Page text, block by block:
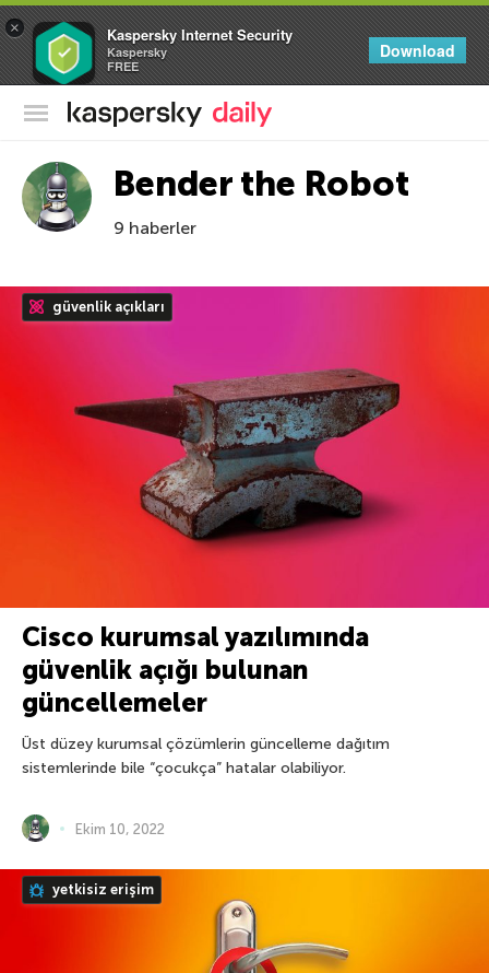
× Kaspersky Internet Security
Kaspersky
FREE
Download
Kaspersky Resmi Blogu
Bender the Robot
9 haberler
güvenlik açıkları
Cisco kurumsal yazılımında
güvenlik açığı bulunan
güncellemeler
Üst düzey kurumsal çözümlerin güncelleme dağıtım
sistemlerinde bile “çocukça” hatalar olabiliyor.
Ekim 10, 2022
yetkisiz erişim